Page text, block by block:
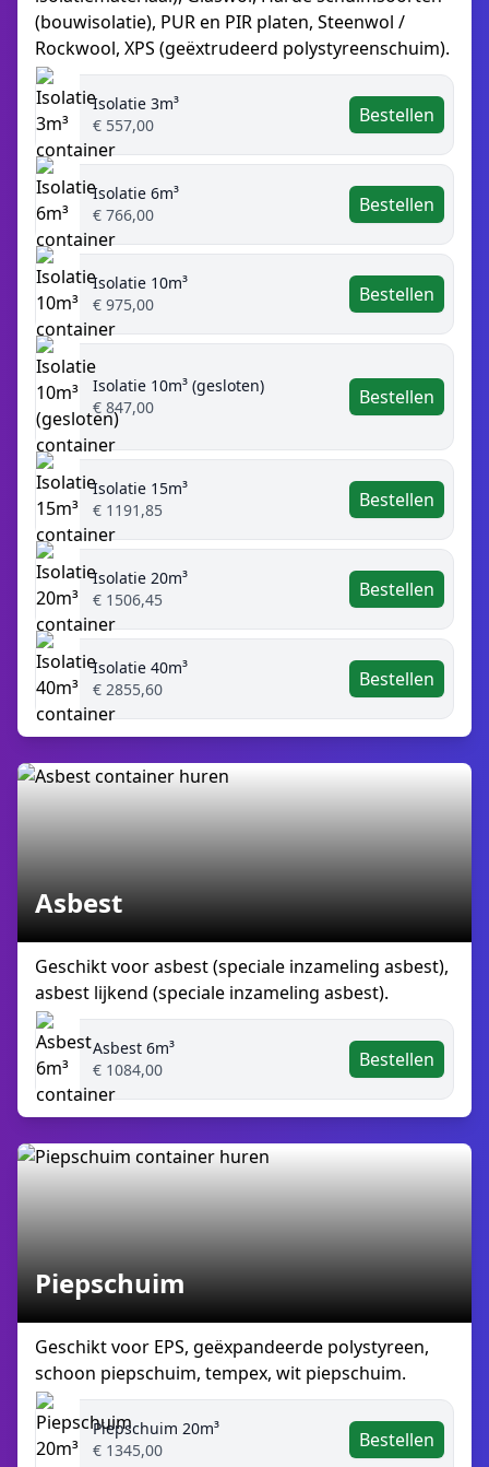
(bouwisolatie), PUR en PIR platen, Steenwol /
Rockwool, XPS (geëxtrudeerd polystyreenschuim).
Isolatie 3m³
€ 557,00
Bestellen
Isolatie 6m³
€ 766,00
Bestellen
Isolatie 10m³
€ 975,00
Bestellen
Isolatie 10m³ (gesloten)
€ 847,00
Bestellen
Isolatie 15m³
€ 1191,85
Bestellen
Isolatie 20m³
€ 1506,45
Bestellen
Isolatie 40m³
€ 2855,60
Bestellen
Asbest
Geschikt voor asbest (speciale inzameling asbest),
asbest lijkend (speciale inzameling asbest).
Asbest 6m³
€ 1084,00
Bestellen
Piepschuim
Geschikt voor EPS, geëxpandeerde polystyreen,
schoon piepschuim, tempex, wit piepschuim.
Piepschuim 20m³
€ 1345,00
Bestellen